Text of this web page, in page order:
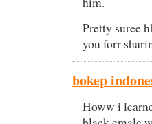
Pretty suree
you forr
bokep
Howw i